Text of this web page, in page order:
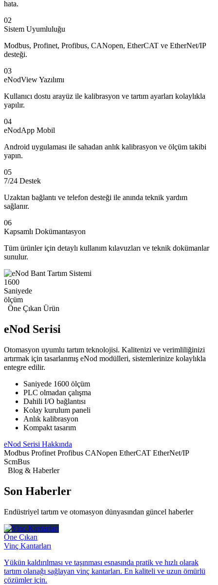
hata.
02
Sistem Uyumluluğu
Modbus, Profinet, Profibus, CANopen, EtherCAT ve EtherNet/IP
desteği.
03
eNodView Yazılımı
Kullanıcı dostu arayüz ile kalibrasyon ve tartım ayarları kolaylıkla
yapılır.
04
eNodApp Mobil
Android uygulaması ile sahadan anlık kalibrasyon ve ölçüm takibi
yapın.
05
7/24 Destek
Uzaktan bağlantı ve telefon desteği ile anında teknik yardım
sağlanır.
06
Kapsamlı Dokümantasyon
Tüm ürünler için detaylı kullanım kılavuzları ve teknik dokümanlar
sunulur.
1600
Saniyede
ölçüm
Öne Çıkan Ürün
eNod Serisi
Otomasyon uyumlu tartım teknolojisi. Kalitenizi ve verimliliğinizi
artırmak için tasarlanmış eNod modülleri, sistemlerinize kolaylıkla
entegre edilir.
Saniyede 1600 ölçüm
PLC olmadan çalışma
Dahili I/O bağlantısı
Kolay kurulum paneli
Anlık kalibrasyon
Kompakt tasarım
eNod Serisi Hakkında
Modbus Profinet Profibus CANopen EtherCAT EtherNet/IP
ScmBus
Blog & Haberler
Son Haberler
Endüstriyel tartım ve otomasyon dünyasından güncel haberler
Öne Çıkan
Vinç Kantarları
Yükün kaldırılması ve taşınması esnasında pratik ve hızlı olarak
tartım olanağı sağlayan vinç kantarları. En kaliteli ve uzun ömürlü
çözümler için.